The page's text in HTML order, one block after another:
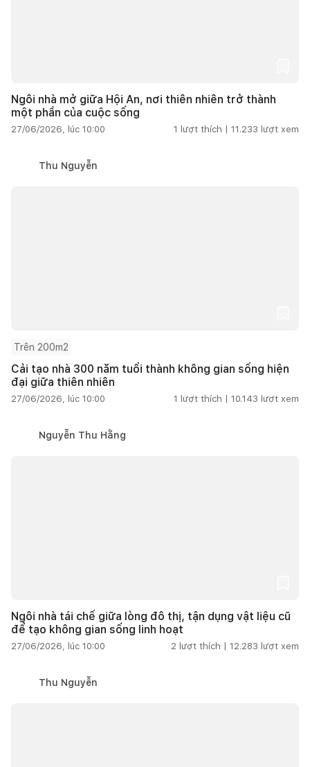
Ngôi nhà mở giữa Hội An, nơi thiên nhiên trở thành
một phần của cuộc sống
27/06/2026, lúc 10:00 1 lượt thích | 11.233 lượt xem
Thu Nguyễn
Trên 200m2
Cải tạo nhà 300 năm tuổi thành không gian sống hiện
đại giữa thiên nhiên
27/06/2026, lúc 10:00 1 lượt thích | 10.143 lượt xem
Nguyễn Thu Hằng
Ngôi nhà tái chế giữa lòng đô thị, tận dụng vật liệu cũ
để tạo không gian sống linh hoạt
27/06/2026, lúc 10:00 2 lượt thích | 12.283 lượt xem
Thu Nguyễn